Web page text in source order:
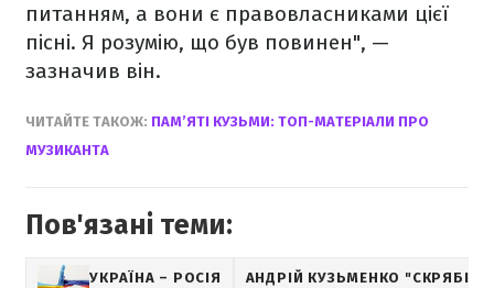
питанням, а вони є правовласниками цієї
пісні. Я розумію, що був повинен", —
зазначив він.
ЧИТАЙТЕ ТАКОЖ: ПАМ’ЯТІ КУЗЬМИ: ТОП-МАТЕРІАЛИ ПРО
МУЗИКАНТА
Пов'язані теми:
УКРАЇНА – РОСІЯ АНДРІЙ КУЗЬМЕНКО "СКРЯБІН"